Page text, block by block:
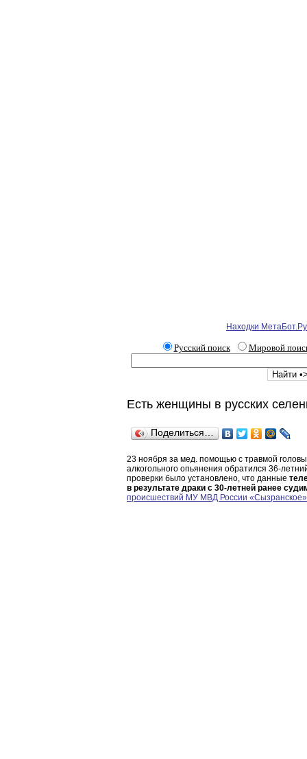
Находки МетаБот.Ру
Русский поиск Мировой
Есть женщины в русских
Поделиться…
23 ноября за мед. помощью с травмой
алкогольного опьянения обратился 36-
проверки было установлено, что данные
в результате драки с 30-летней ранее
происшествий МУ МВД России «Сызранское»